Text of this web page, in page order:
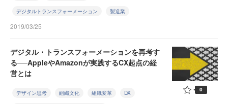
デジタルトランスフォーメーション 製造業
2019/03/25
デジタル・トランスフォーメーションを再考す
る──AppleやAmazonが実践するCX起点の経
営とは
デザイン思考 組織文化 組織変革 DX 0